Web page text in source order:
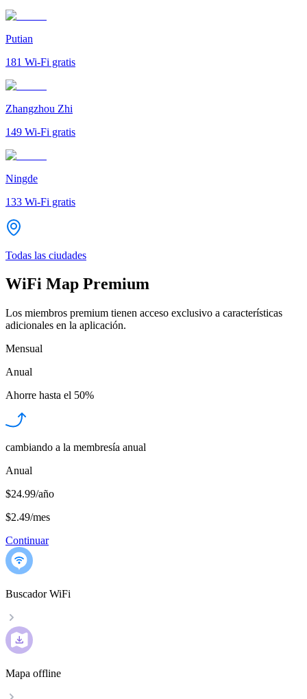
Putian
181 Wi-Fi gratis
Zhangzhou Zhi
149 Wi-Fi gratis
Ningde
133 Wi-Fi gratis
Todas las ciudades
WiFi Map Premium
Los miembros premium tienen acceso exclusivo a características
adicionales en la aplicación.
Mensual
Anual
Ahorre hasta el 50%
cambiando a la membresía anual
Anual
$24.99/año
$2.49/mes
Continuar
Buscador WiFi
Mapa offline